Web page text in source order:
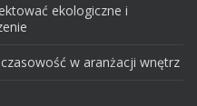
ekologiczne i
w aranżacji wnętrz